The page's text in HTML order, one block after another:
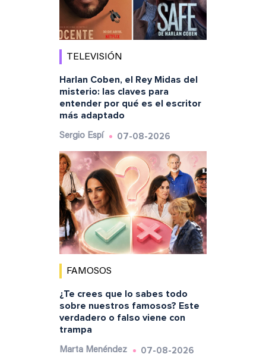
TELEVISIÓN
Harlan Coben, el Rey Midas del
misterio: las claves para
entender por qué es el escritor
más adaptado
Sergio Espí 07-08-2026
FAMOSOS
¿Te crees que lo sabes todo
sobre nuestros famosos? Este
verdadero o falso viene con
trampa
Marta Menéndez 07-08-2026